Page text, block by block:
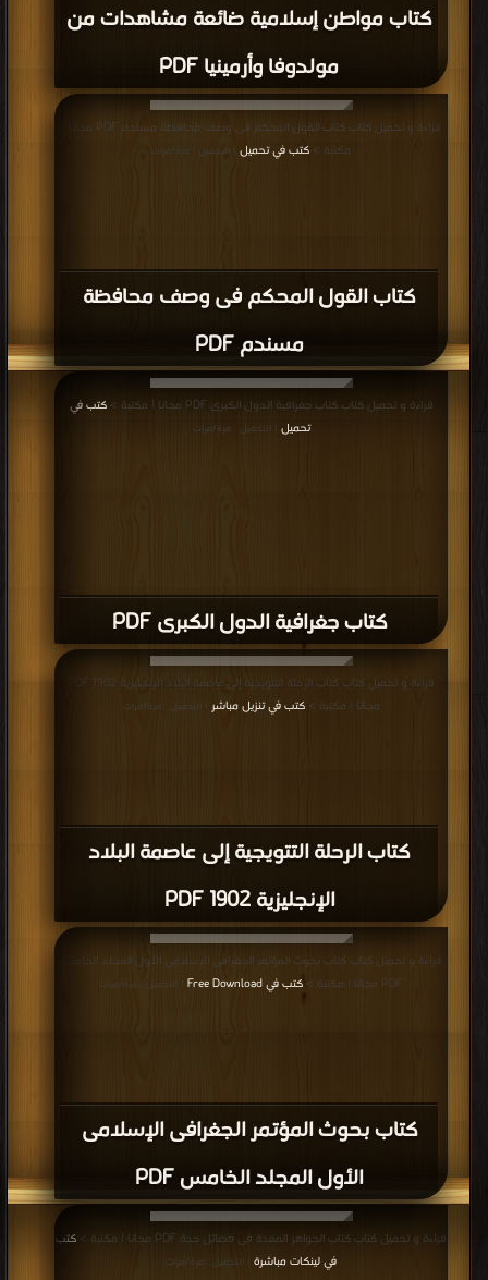
كتاب مواطن إسلامية ضائعة مشاهدات من
مولدوفا وأرمينيا PDF
كتاب القول المحكم فى وصف محافظة
مسندم PDF
قراءة و تحميل كتاب كتاب القول المحكم فى وصف محافظة مسندم PDF مجانا |
مكتبة > كتب في تحميل | التحميل : مرة/مرات
كتاب جغرافية الدول الكبرى PDF
قراءة و تحميل كتاب كتاب جغرافية الدول الكبرى PDF مجانا | مكتبة >
كتب في
تحميل
| التحميل : مرة/مرات
كتاب الرحلة التتويجية إلى عاصمة البلاد
الإنجليزية 1902 PDF
مجانا | مكتبة >كتب في تنزيل مباشر | التحميل : مرة/مرات
كتاب بحوث المؤتمر الجغرافى الإسلامى
الأول المجلد الخامس PDF
قراءة و تحميل كتاب كتاب بحوث المؤتمر الجغرافى الإسلامى الأول المجلد الخامس
PDF مجانا | مكتبة >
كتب في Free Download | التحميل : مرة/مرات
قراءة و تحميل كتاب كتاب الجواهر المعدة فى فضائل جدة PDF مجانا | مكتبة >
كتب
في لينكات مباشرة
| التحميل : مرة/مرات